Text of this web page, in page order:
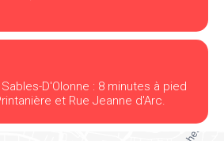
D'Olonne : 8 minutes à pied
et Rue Jeanne d'Arc.